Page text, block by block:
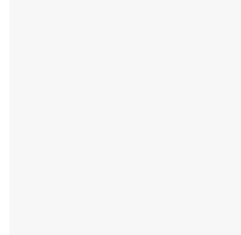
провини вільні й
вогню геєнського і дай
для тих, що люблять
відступив від Тебе і
Духа, Бога, Тебе, в
Трійці і Трійцю в
свого подиху визнавав.
Тебе замість діл
упокой: нема бо
тільки без усякого гріха,
один Бог милости і